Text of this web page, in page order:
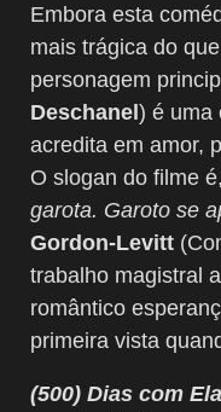
Embora esta
mais trágica do
personagem
Deschanel) é uma
acredita em amor,
O slogan do filme
garota. Garoto se
Gordon-Levitt
trabalho magistral
romântico
primeira vista
(500) Dias com Ela